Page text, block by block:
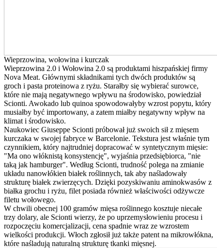
Wieprzowina, wołowina i kurczak
Wieprzowina 2.0 i Wołowina 2.0 są produktami hiszpańskiej firmy
Nova Meat. Głównymi składnikami tych dwóch produktów są
groch i pasta proteinowa z ryżu. Starałby się wybierać surowce,
które nie mają negatywnego wpływu na środowisko, powiedział
Scionti. Awokado lub quinoa spowodowałyby wzrost popytu, który
musiałby być importowany, a zatem miałby negatywny wpływ na
klimat i środowisko.
Naukowiec Giuseppe Scionti próbował już swoich sił z mięsem
kurczaka w swojej fabryce w Barcelonie. Tekstura jest właśnie tym
czynnikiem, który najtrudniej dopracować w syntetycznym mięsie:
"Ma ono włóknistą konsystencję", wyjaśnia przedsiębiorca, "nie
taką jak hamburger". Według Scionti, trudność polega na zmianie
układu nanowłókien białek roślinnych, tak aby naśladowały
strukturę białek zwierzęcych. Dzięki pozyskiwaniu aminokwasów z
białka grochu i ryżu, filet posiada również właściwości odżywcze
filetu wołowego.
W chwili obecnej 100 gramów mięsa roślinnego kosztuje niecałe
trzy dolary, ale Scionti wierzy, że po uprzemysłowieniu procesu i
rozpoczęciu komercjalizacji, cena spadnie wraz ze wzrostem
wielkości produkcji. Włoch zgłosił już także patent na mikrowłókna,
które naśladują naturalną strukturę tkanki mięsnej.